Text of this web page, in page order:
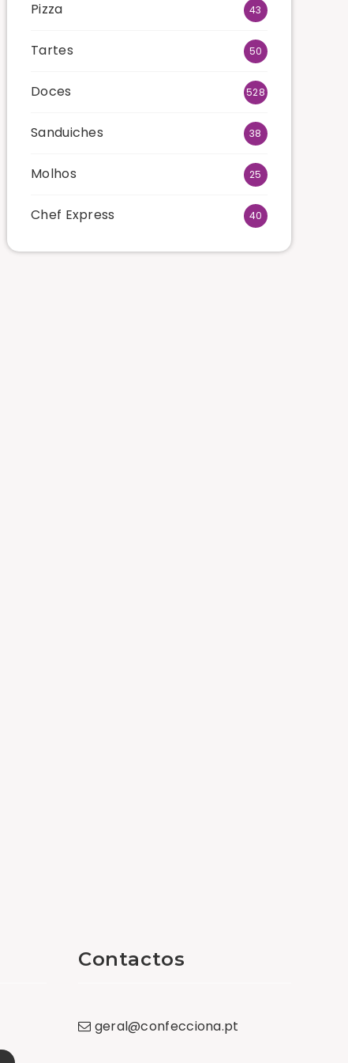
Pizza 43
Tartes 50
Doces 528
Sanduiches 38
Molhos 25
Chef Express 40
Contactos
geral@confecciona.pt